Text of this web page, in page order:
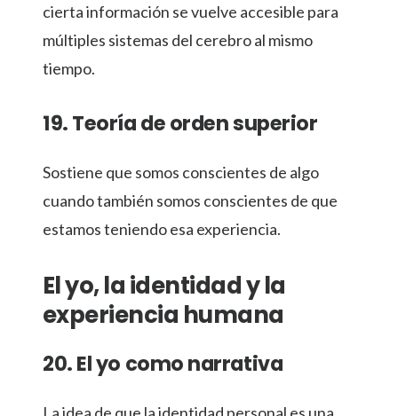
cierta información se vuelve accesible para
múltiples sistemas del cerebro al mismo
tiempo.
19. Teoría de orden superior
Sostiene que somos conscientes de algo
cuando también somos conscientes de que
estamos teniendo esa experiencia.
El yo, la identidad y la
experiencia humana
20. El yo como narrativa